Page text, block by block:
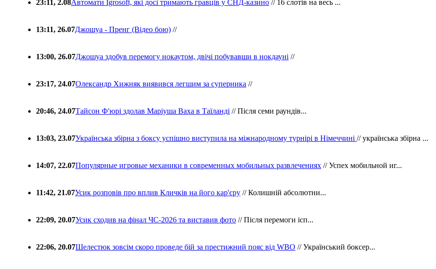
23:11, 2.08Автомати Igrosoft, які досі тримають гравців у СНД-казино // 16 слотів на весь ...
13:11, 26.07Джошуа - Пренг (Відео бою) //
13:00, 26.07Джошуа здобув перемогу нокаутом, двічі побувавши в нокдауні //
23:17, 24.07Олександр Хижняк виявився легшим за суперника //
20:46, 24.07Тайсон Ф'юрі здолав Маріуша Ваха в Таїланді // Після семи раундів...
13:03, 23.07Українська збірна з боксу успішно виступила на міжнародному турнірі в Німеччині // українська збірна ...
14:07, 22.07Популярные игровые механики в современных мобильных развлечениях // Успех мобильной иг...
11:42, 21.07Усик розповів про вплив Кличків на його кар'єру // Колишній абсолютни...
22:09, 20.07Усик сходив на фінал ЧС-2026 та виставив фото // Після перемоги ісп...
22:06, 20.07Шелестюк зовсім скоро проведе бій за престижний пояс від WBO // Український боксер...